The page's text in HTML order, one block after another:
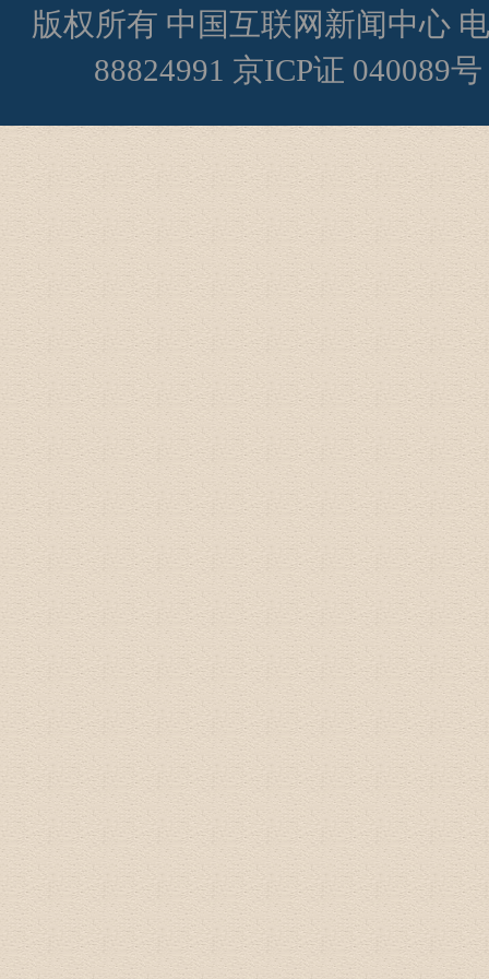
版权所有 中国互联网新闻中心
88824991 京ICP证 040089